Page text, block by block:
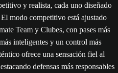
y realista, cada uno diseñado
modo competitivo está ajustado
Team y Clubes, con pases más
inteligentes y un control más
ofrece una sensación fiel al
defensas más responsables